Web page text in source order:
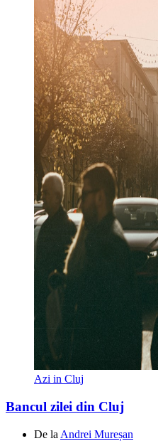
Azi in Cluj
Bancul zilei din Cluj
De la Andrei Mureșan